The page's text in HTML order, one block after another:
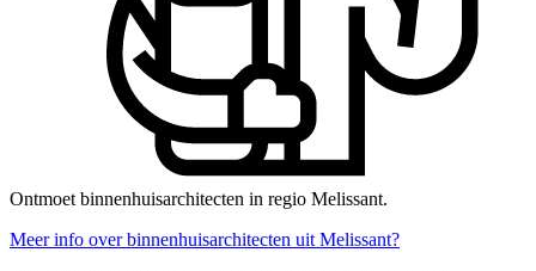
Ontmoet binnenhuisarchitecten in regio Melissant.
Meer info over binnenhuisarchitecten uit Melissant?